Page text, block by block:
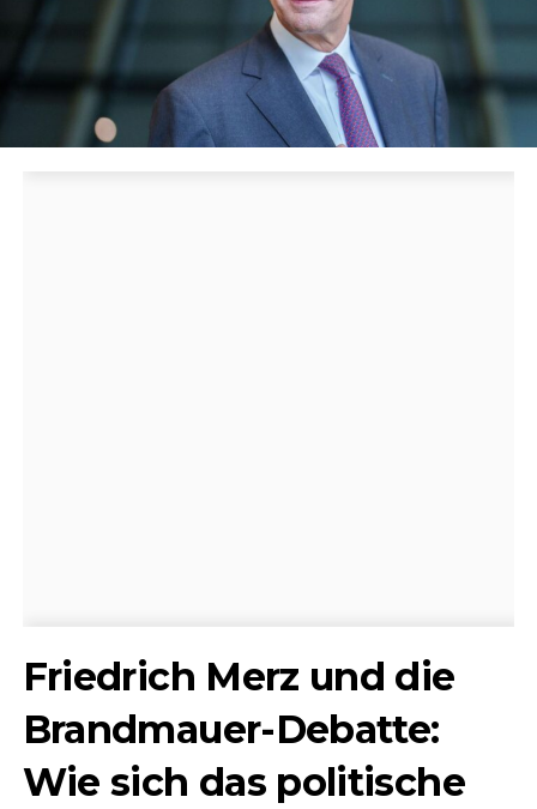
Friedrich Merz und die
Brandmauer-Debatte:
Wie sich das politische